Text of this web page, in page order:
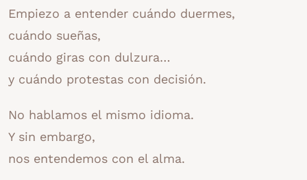
Empiezo a entender cuándo duermes,
cuándo sueñas,
cuándo giras con dulzura…
y cuándo protestas con decisión.
No hablamos el mismo idioma.
Y sin embargo,
nos entendemos con el alma.